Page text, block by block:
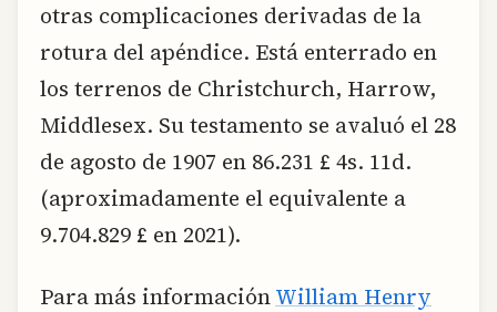
otras complicaciones derivadas de la
rotura del apéndice. Está enterrado en
los terrenos de Christchurch, Harrow,
Middlesex. Su testamento se avaluó el 28
de agosto de 1907 en 86.231 £ 4s. 11d.
(aproximadamente el equivalente a
9.704.829 £ en 2021).
Para más informaciónWilliam Henry